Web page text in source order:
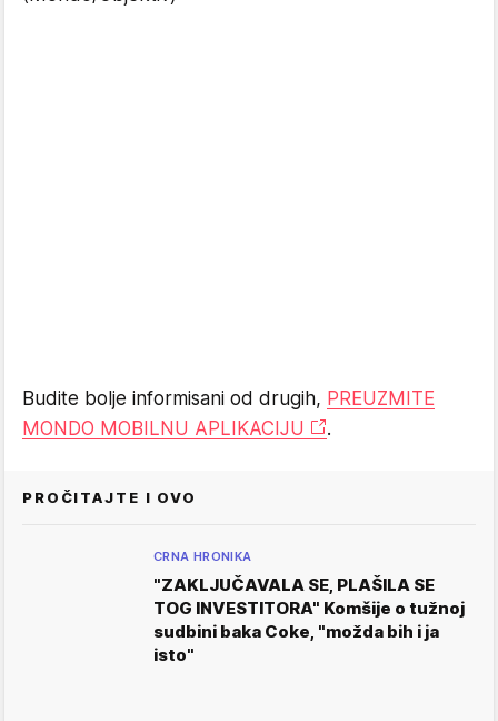
Budite bolje informisani od drugih, PREUZMITE
MONDO MOBILNU APLIKACIJU
.
PROČITAJTE I OVO
CRNA HRONIKA
"ZAKLJUČAVALA SE, PLAŠILA SE
TOG INVESTITORA" Komšije o tužnoj
sudbini baka Coke, "možda bih i ja
isto"